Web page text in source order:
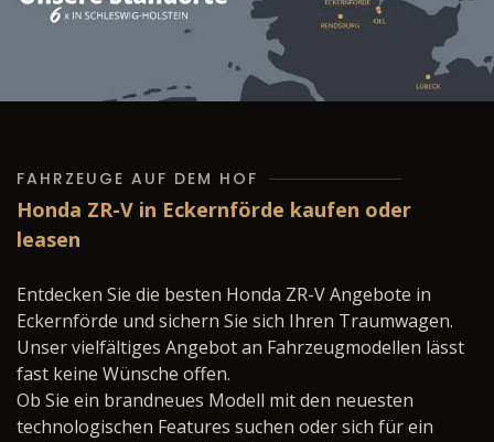
FAHRZEUGE AUF DEM HOF
Honda ZR-V in Eckernförde kaufen oder
leasen
Entdecken Sie die besten Honda ZR-V Angebote in
Eckernförde und sichern Sie sich Ihren Traumwagen.
Unser vielfältiges Angebot an Fahrzeugmodellen lässt
fast keine Wünsche offen.
Ob Sie ein brandneues Modell mit den neuesten
technologischen Features suchen oder sich für ein